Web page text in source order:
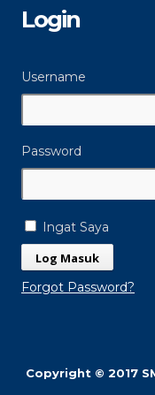
Login
Username
Password
Ingat Saya
Forgot Password?
Copyright © 2017